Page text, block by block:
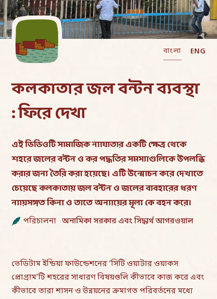
বাংলা ENG
কলকাতার জল বন্টন ব্যবস্থা
: ফিরে দেখা
এই ভিডিওটি সামাজিক ন্যায্যতার একটি ক্ষেত্র থেকে
শহরে জলের বন্টন ও কর পদ্ধতির সমস্যাগুলিকে উপলব্ধি
করার জন্য তৈরি করা হয়েছে৷ এটি উন্মোচন করে দেখাতে
চেয়েছে কলকাতায় জল বন্টন ও জলের ব্যবহারের ধরণ
ন্যায়সঙ্গত কিনা ও তাতে অন্যায়ের মূল্য কে বহন করে৷
পরিচালনা অনামিকা সরকার এবং সিদ্ধার্থ আগরওয়াল
ভেডিটাম ইন্ডিয়া ফাউন্ডেশনের ‘সিটি ওয়াটার ওয়াকস
প্রোগ্রাম’টি শহরের সাধারণ বিষয়গুলি কীভাবে কাজ করে এবং
কীভাবে তারা শাসন ও উন্নয়নের ক্রমাগত পরিবর্তনের মধ্যে